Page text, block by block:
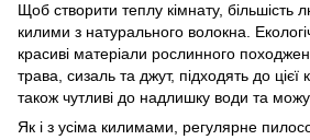
Щоб створити теплу кімнату, більшість
килими з натурального волокна.
красиві матеріали рослинного
трава, сизаль та джут, підходять до цієї
також чутливі до надлишку води та
Як і з усіма килимами, регулярне